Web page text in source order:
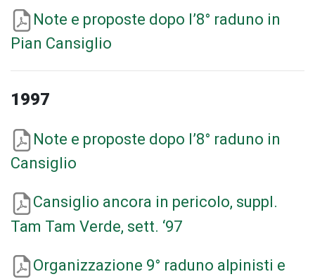
Note e proposte dopo l’8° raduno in
Pian Cansiglio
1997
Note e proposte dopo l’8° raduno in
Cansiglio
Cansiglio ancora in pericolo, suppl.
Tam Tam Verde, sett. ‘97
Organizzazione 9° raduno alpinisti e